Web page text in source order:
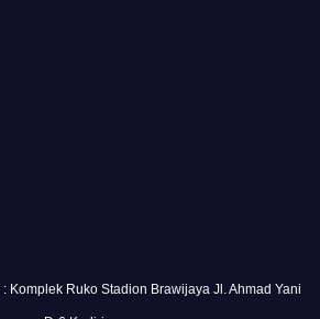
Komplek Ruko Stadion Brawijaya Jl. Ahmad Yani